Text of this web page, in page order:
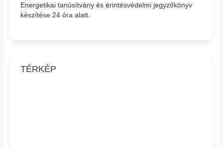
Energetikai tanúsítvány és érintésvédelmi jegyzőkönyv
készítése 24 óra alatt.
TÉRKÉP